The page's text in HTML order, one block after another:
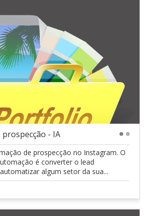
- IA
de prospecção no Instagram. O
é converter o lead
algum setor da sua...